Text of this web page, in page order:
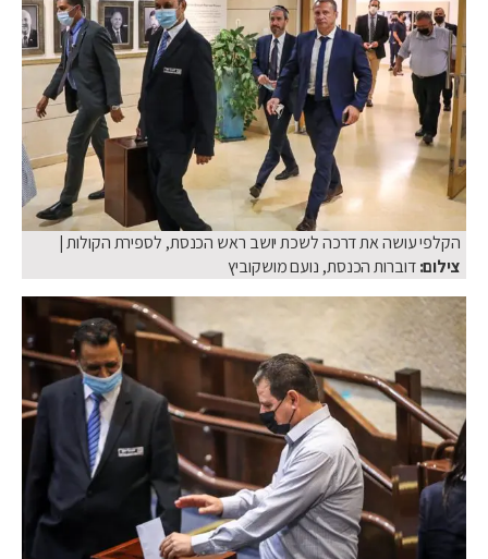
הקלפי עושה את דרכה לשכת יושב ראש הכנסת, לספירת הקולות|
צילום:דוברות הכנסת, נועם מושקוביץ